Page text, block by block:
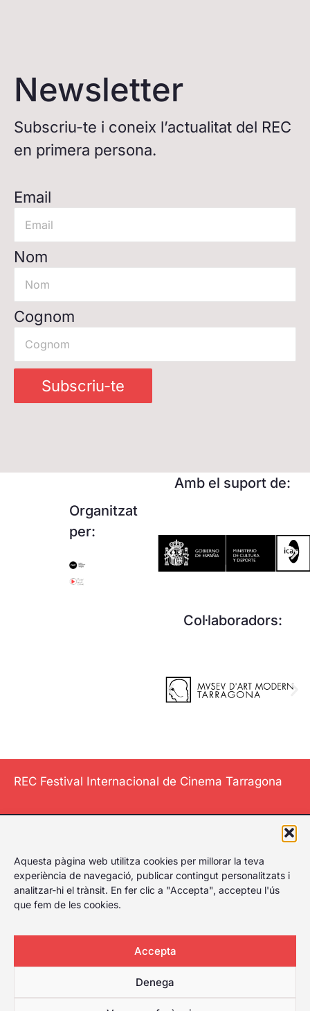
Aquesta pàgina web utilitza cookies per millorar la teva
experiència de navegació, publicar contingut personalitzats i
analitzar-hi el trànsit. En fer clic a "Accepta", accepteu l'ús
que fem de les cookies.
Accepta
Denega
Newsletter
Subscriu-te i coneix l’actualitat del REC
en primera persona.
Email
Nom
Cognom
Subscriu-te
Organitzat
per:
Amb el suport de:
Col·laboradors:
REC Festival Internacional de Cinema Tarragona
Internacional de
Cinema de
Tarragona li dona
el primer festival
de cinema de
amplia cartellera
per a qualsevol